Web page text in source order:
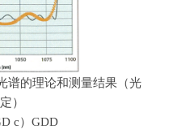
谱的理论和测量结果（光
）
c）GDD